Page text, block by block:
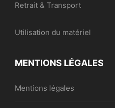
Retrait & Transport
Utilisation du matériel
MENTIONS LÉGALES
Mentions légales